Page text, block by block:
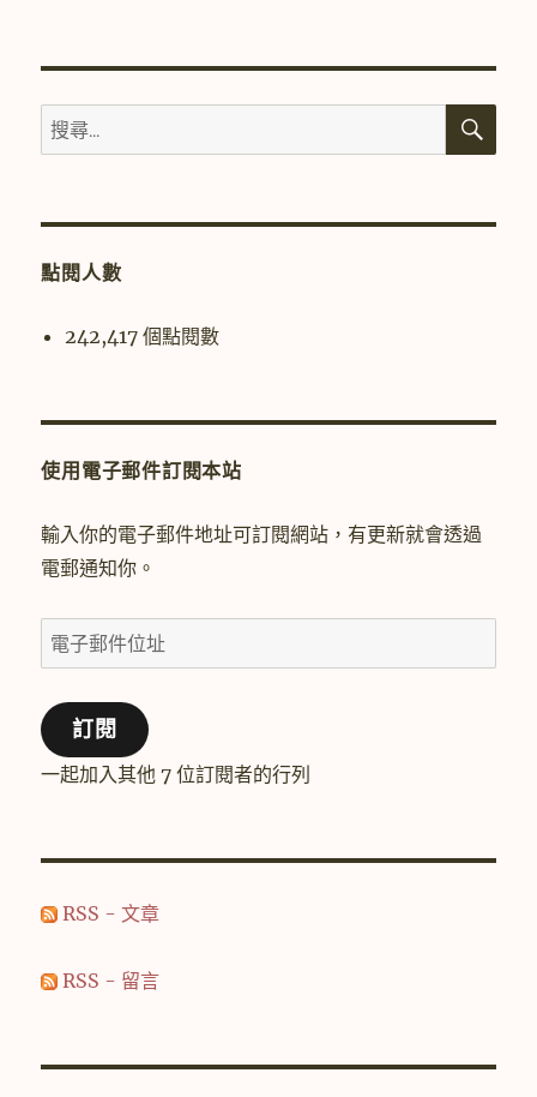
搜
尋
鍵
搜
點閱人數
242,417 個點閱數
使用電子郵件訂閱本站
輸入你的電子郵件地址可訂閱網站，有更新就會透過
電郵通知你。
電
子
郵
件
位
訂閱
一起加入其他 7 位訂閱者的行列
RSS - 文章
RSS - 留言